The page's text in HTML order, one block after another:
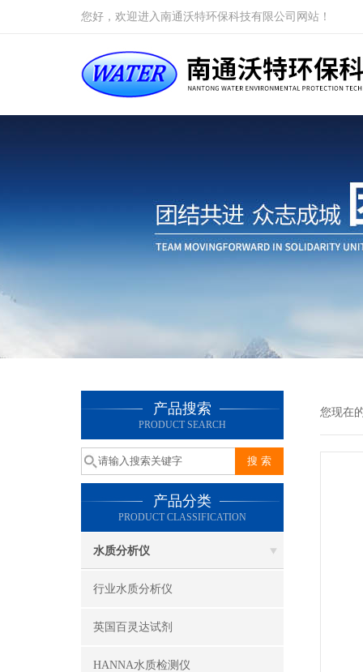
您好，欢迎进入南通沃特环保科技有限公司网站！
产品搜索
PRODUCT SEARCH
产品分类
PRODUCT CLASSIFICATION
水质分析仪
行业水质分析仪
英国百灵达试剂
HANNA水质检测仪
您现在